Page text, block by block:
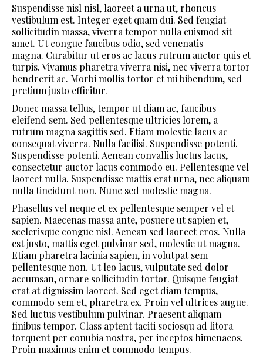
Suspendisse nisl nisl, laoreet a urna ut, rhoncus
vestibulum est. Integer eget quam dui. Sed feugiat
sollicitudin massa, viverra tempor nulla euismod sit
amet. Ut congue faucibus odio, sed venenatis
magna. Curabitur ut eros ac lacus rutrum auctor quis et
turpis. Vivamus pharetra viverra nisi, nec viverra tortor
hendrerit ac. Morbi mollis tortor et mi bibendum, sed
pretium justo efficitur.
Donec massa tellus, tempor ut diam ac, faucibus
eleifend sem. Sed pellentesque ultricies lorem, a
rutrum magna sagittis sed. Etiam molestie lacus ac
consequat viverra. Nulla facilisi. Suspendisse potenti.
Suspendisse potenti. Aenean convallis luctus lacus,
consectetur auctor lacus commodo eu. Pellentesque vel
laoreet nulla. Suspendisse mattis erat urna, nec aliquam
nulla tincidunt non. Nunc sed molestie magna.
Phasellus vel neque et ex pellentesque semper vel et
sapien. Maecenas massa ante, posuere ut sapien et,
scelerisque congue nisl. Aenean sed laoreet eros. Nulla
est justo, mattis eget pulvinar sed, molestie ut magna.
Etiam pharetra lacinia sapien, in volutpat sem
pellentesque non. Ut leo lacus, vulputate sed dolor
accumsan, ornare sollicitudin tortor. Quisque feugiat
erat at dignissim laoreet. Sed eget diam tempus,
commodo sem et, pharetra ex. Proin vel ultrices augue.
Sed luctus vestibulum pulvinar. Praesent aliquam
finibus tempor. Class aptent taciti sociosqu ad litora
torquent per conubia nostra, per inceptos himenaeos.
Proin maximus enim et commodo tempus.